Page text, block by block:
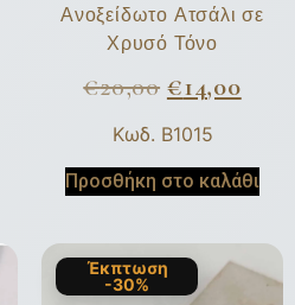
Ανοξείδωτο Ατσάλι σε
Χρυσό Τόνο
€20,00 €14,00
Κωδ. B1015
Προσθήκη στο καλάθι
Έκπτωση
-30%